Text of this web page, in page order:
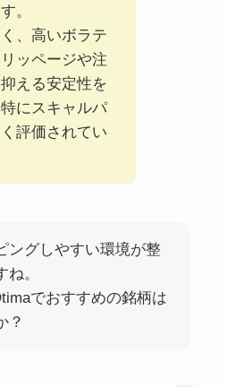
。
、高いボラテ
ッページや注
える安定性を
にスキャルパ
評価されてい
ングしやすい環境が整
ね。
でおすすめの銘柄は
？